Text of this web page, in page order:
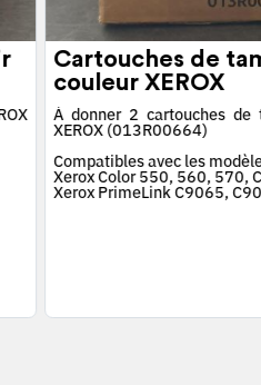
Cartouches de
couleur XEROX
À donner 2 cartouches de
XEROX (013R00664)
Compatibles avec les
Xerox Color 550, 560, 570,
Xerox PrimeLink C9065,